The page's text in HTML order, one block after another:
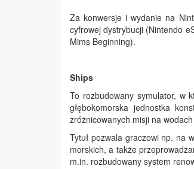
Za konwersje i wydanie na
cyfrowej dystrybucji (Nintendo
Mims Beginning).
Ships
To rozbudowany symulator, w
głębokomorska jednostka
zróżnicowanych misji na
Tytuł pozwala graczowi np. na
morskich, a także
m.in. rozbudowany system